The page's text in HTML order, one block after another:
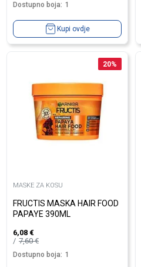
Dostupno boja: 1
Kupi ovdje
20%
MASKE ZA KOSU
FRUCTIS MASKA HAIR FOOD
PAPAYE 390ML
6,08 €
7,60€
Dostupno boja: 1